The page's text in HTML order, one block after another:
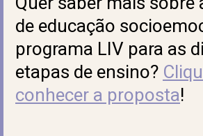
de educação
programa LIV para as
etapas de ensino?
conhecer a proposta!